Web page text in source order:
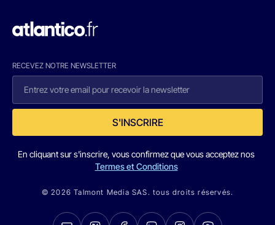
RECEVEZ NOTRE NEWSLETTER
S'INSCRIRE
En cliquant sur s'inscrire, vous confirmez que vous acceptez nos
Termes et Conditions
© 2026 Talmont Media SAS. tous droits réservés.